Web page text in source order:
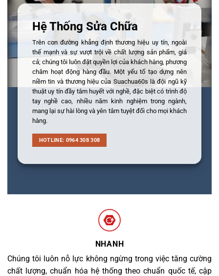
Hệ Thống Sửa Chữa
Trên con đường khẳng định thương hiệu uy tín, ngoài
thế mạnh và sự vượt trội về chất lượng sản phẩm, giá
cả; chúng tôi luôn đặt quyền lợi của khách hàng, phương
châm hoạt động hàng đầu. Một yếu tố tạo dựng nên
niềm tin và thương hiệu của Suachua60s là đội ngũ kỹ
thuật uy tín đầy tâm huyết với nghề, đặc biệt có trình độ
tay nghề cao, nhiều năm kinh nghiệm trong ngành,
mang lại sự hài lòng và yên tâm tuyệt đối cho mọi khách
hàng.
HOTLINE: 0964 308 308
NHANH
Chúng tôi luôn nỗ lực không ngừng trong việc tăng cường
chất lượng, chuẩn hóa hệ thống theo chuẩn quốc tế, cập